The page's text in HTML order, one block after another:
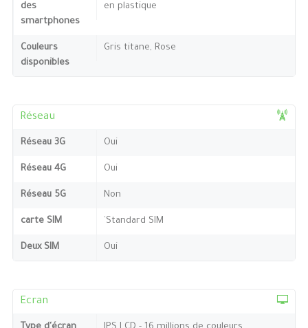
des
smartphones
en plastique
Couleurs
disponibles
Gris titane, Rose
Réseau
Réseau 3G Oui
Réseau 4G Oui
Réseau 5G Non
carte SIM `Standard SIM
Deux SIM Oui
Ecran